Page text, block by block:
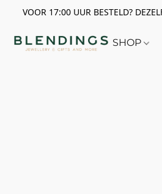
VOOR 17:00 UUR BESTELD?
SHOP